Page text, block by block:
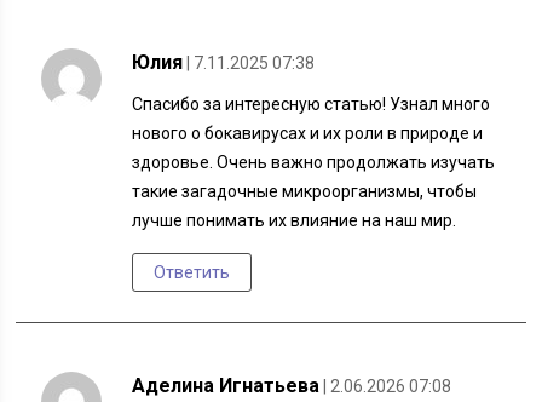
Юлия | 7.11.2025 07:38
Спасибо за интересную статью! Узнал много
нового о бокавирусах и их роли в природе и
здоровье. Очень важно продолжать изучать
такие загадочные микроорганизмы, чтобы
лучше понимать их влияние на наш мир.
Ответить
Аделина Игнатьева | 2.06.2026 07:08